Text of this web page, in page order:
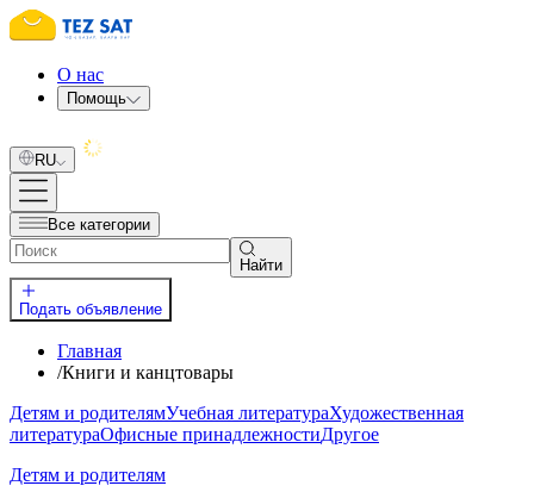
О нас
Помощь
RU
Все категории
Найти
Подать объявление
Главная
/Книги и канцтовары
Детям и родителямУчебная литератураХудожественная
литератураОфисные принадлежностиДругое
Детям и родителям